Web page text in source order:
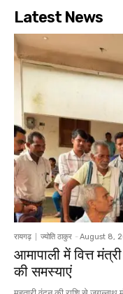
Latest News
रायगढ़ ज्योति ठाकुर - August 8,
आमापाली में वित्त
की समस्याएं